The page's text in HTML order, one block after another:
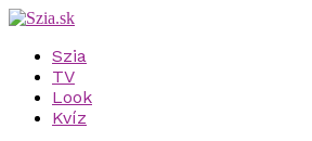
Szia
TV
Look
Kvíz